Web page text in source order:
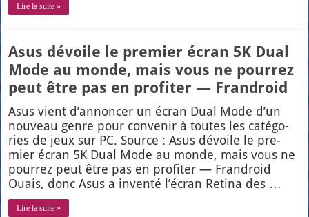
Lire la suite »
Asus dévoile le premier écran 5K Dual
Mode au monde, mais vous ne pourrez
peut être pas en profiter — Frandroid
Asus vient d’an­non­cer un écran Dual Mode d’un
nou­veau genre pour conve­nir à toutes les caté­go­
ries de jeux sur PC. Source : Asus dévoile le pre­
mier écran 5K Dual Mode au monde, mais vous ne
pour­rez peut être pas en pro­fi­ter — Fran­droid
Ouais, donc Asus a inven­té l’é­cran Reti­na des …
Lire la suite »